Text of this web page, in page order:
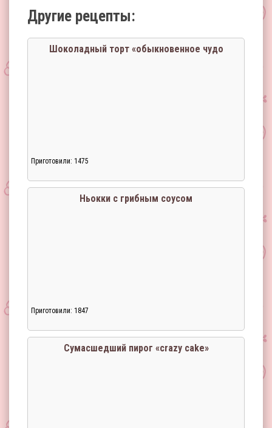
Другие рецепты:
Шоколадный торт «обыкновенное чудо
Приготовили: 1475
Ньокки с грибным соусом
Приготовили: 1847
Сумасшедший пирог «crazy cake»